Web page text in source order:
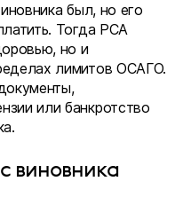
был, но его
Тогда РСА
но и
лимитов ОСАГО.
или банкротство
виновника